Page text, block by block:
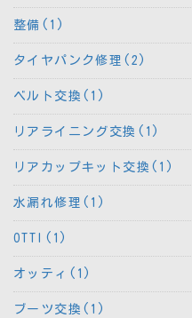
整備(1)
タイヤパンク修理(2)
ベルト交換(1)
リアライニング交換(1)
リアカップキット交換(1)
水漏れ修理(1)
OTTI(1)
オッティ(1)
ブーツ交換(1)